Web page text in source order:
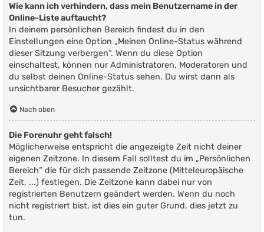
Wie kann ich verhindern, dass mein Benutzername in der
Online-Liste auftaucht?
In deinem persönlichen Bereich findest du in den
Einstellungen eine Option „Meinen Online-Status während
dieser Sitzung verbergen“. Wenn du diese Option
einschaltest, können nur Administratoren, Moderatoren und
du selbst deinen Online-Status sehen. Du wirst dann als
unsichtbarer Besucher gezählt.
Nach oben
Die Forenuhr geht falsch!
Möglicherweise entspricht die angezeigte Zeit nicht deiner
eigenen Zeitzone. In diesem Fall solltest du im „Persönlichen
Bereich“ die für dich passende Zeitzone (Mitteleuropäische
Zeit, ...) festlegen. Die Zeitzone kann dabei nur von
registrierten Benutzern geändert werden. Wenn du noch
nicht registriert bist, ist dies ein guter Grund, dies jetzt zu
tun.